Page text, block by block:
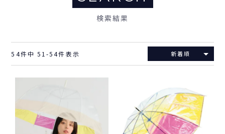
検索結果
新着順
54件中 51-54件表示